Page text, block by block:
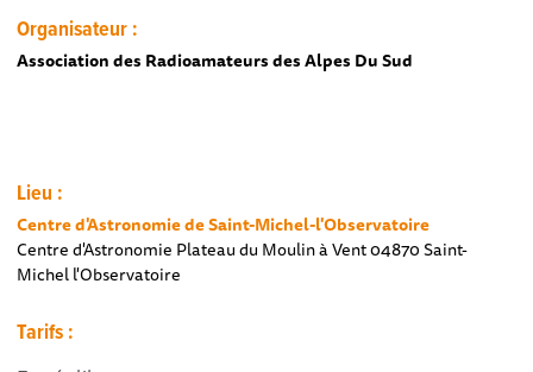
Organisateur :
Association des Radioamateurs des Alpes Du Sud
Lieu :
Centre d'Astronomie de Saint-Michel-l'Observatoire
Centre d'Astronomie Plateau du Moulin à Vent 04870 Saint-
Michel l'Observatoire
Tarifs :